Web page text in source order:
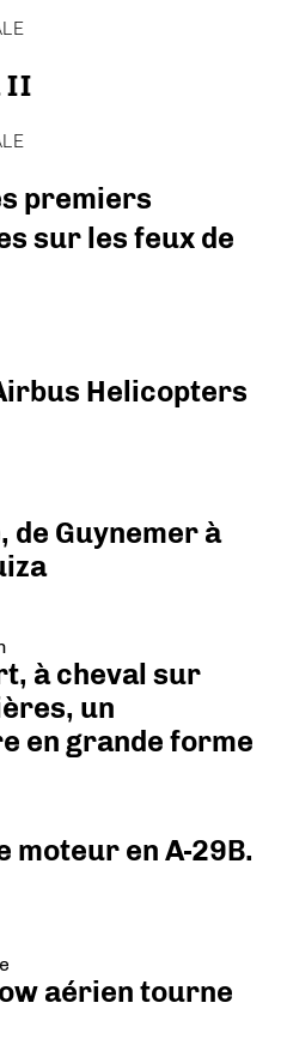
II
premiers
sur les feux de
Helicopters
de Guynemer à
à cheval sur
un
en grande forme
moteur en A-29B.
aérien tourne